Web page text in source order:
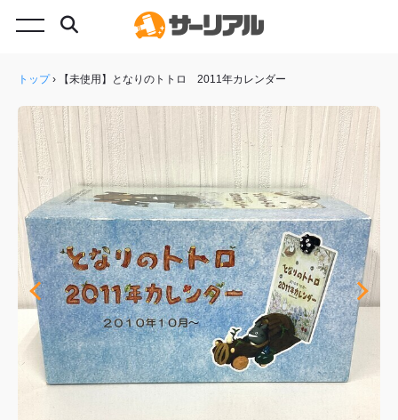
トップ› 【未使用】となりのトトロ 2011年カレンダー